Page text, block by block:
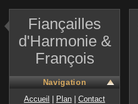
Fiançailles
d'Harmonie &
François
Navigation
Accueil
Plan Contact